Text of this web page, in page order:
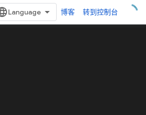
博客 转到控制台